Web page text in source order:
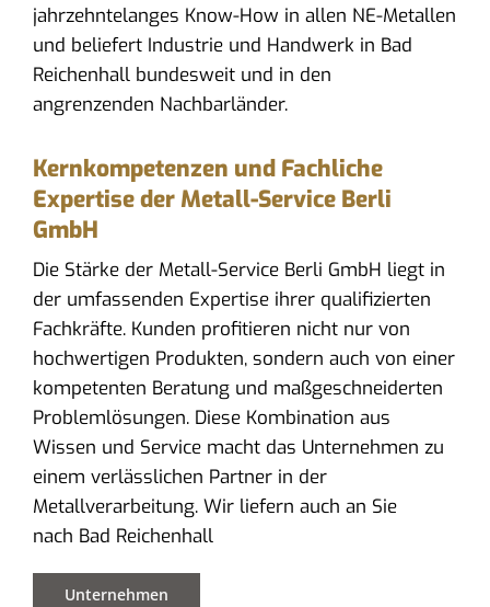
jahrzehntelanges Know-How in allen NE-Metallen
und beliefert Industrie und Handwerk in Bad
Reichenhall bundesweit und in den
angrenzenden Nachbarländer.
Kernkompetenzen und Fachliche
Expertise der Metall-Service Berli
GmbH
Die Stärke der Metall-Service Berli GmbH liegt in
der umfassenden Expertise ihrer qualifizierten
Fachkräfte. Kunden profitieren nicht nur von
hochwertigen Produkten, sondern auch von einer
kompetenten Beratung und maßgeschneiderten
Problemlösungen. Diese Kombination aus
Wissen und Service macht das Unternehmen zu
einem verlässlichen Partner in der
Metallverarbeitung. Wir liefern auch an Sie
nach Bad Reichenhall
Unternehmen